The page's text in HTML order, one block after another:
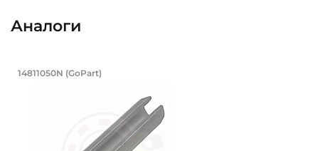
Аналоги
Штифт распорный пружинный
14811050N (GoPart)